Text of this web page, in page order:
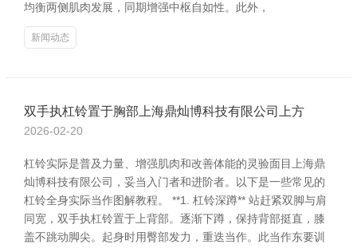
均衡两侧肌肉发展，同期增强中枢自如性。此外，
新闻动态
双手执杠铃置于胸部上海鼎灿博科技有限公司上方
2026-02-20
杠铃实际是普及力量、增强肌肉和改善体能的灵验面目上海鼎
灿博科技有限公司，妥当入门者和进阶者。以下是一些常见的
杠铃全身实际当作图解教程。 **1. 杠铃深蹲** 站赶紧双脚与肩
同宽，双手执杠铃置于上背部。逐渐下蹲，保持背部挺直，膝
盖不跳动脚尖。起身时用臀部发力，重迭当作。此当作东要训